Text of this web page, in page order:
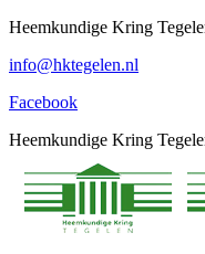
Spring
content
Heemkundige Kring
info@hktegelen.nl
Facebook
Heemkundige Kring